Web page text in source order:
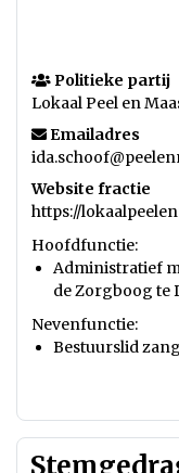
Politieke partij
Lokaal Peel en
Emailadres
Website fractie
https://
Hoofdfunctie:
Administratief
de Zorgboog te
Nevenfunctie:
Bestuurslid